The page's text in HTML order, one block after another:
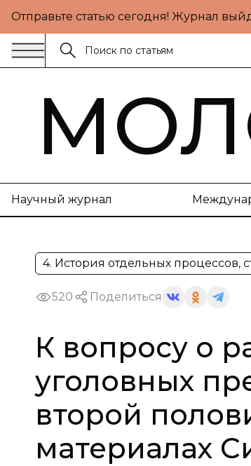
Отправьте статью сегодня! Журнал
Научный журнал
4. История отдельных процессов,
520 Поделиться
К вопросу о
уголовных
второй
материалах